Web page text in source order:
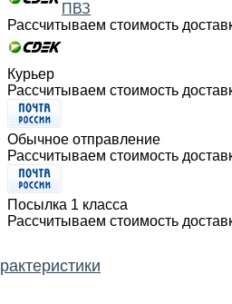
ПВЗ
Рассчитываем стоимость
Курьер
Рассчитываем стоимость
Обычное отправление
Рассчитываем стоимость
Посылка 1 класса
Рассчитываем стоимость